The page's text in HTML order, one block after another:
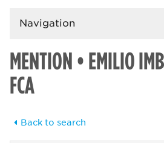
Navigation
MENTION • EMILIO
FCA
Back to search